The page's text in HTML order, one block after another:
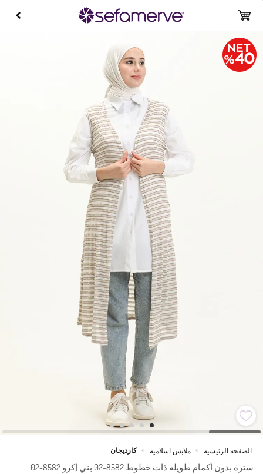
الصفحة الرئيسية > ملابس اسلامية > كارديجان
سترة بدون أكمام طويلة ذات خطوط 8582-02 بني إكرو 8582-02